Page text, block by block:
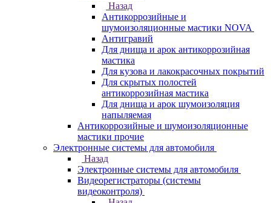
Назад
Антикоррозийные и
шумоизоляционные мастики NOVA
Антигравий
Для днища и арок антикоррозийная
мастика
Для кузова и лакокрасочных покрытий
Для скрытых полостей
антикоррозийная мастика
Для днища и арок шумоизоляция
напыляемая
Антикоррозийные и шумоизоляционные
мастики прочие
Электронные системы для автомобиля
Назад
Электронные системы для автомобиля
Видеорегистраторы (системы
видеоконтроля)